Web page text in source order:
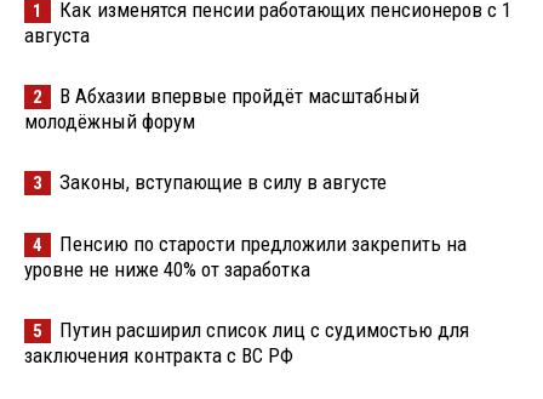
1
Как изменятся пенсии работающих пенсионеров с 1
августа
2
В Абхазии впервые пройдёт масштабный
молодёжный форум
3 Законы, вступающие в силу в августе
4
Пенсию по старости предложили закрепить на
уровне не ниже 40% от заработка
5
Путин расширил список лиц с судимостью для
заключения контракта с ВС РФ